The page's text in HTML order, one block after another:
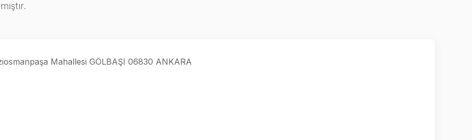
Mahallesi GÖLBAŞI 06830 ANKARA